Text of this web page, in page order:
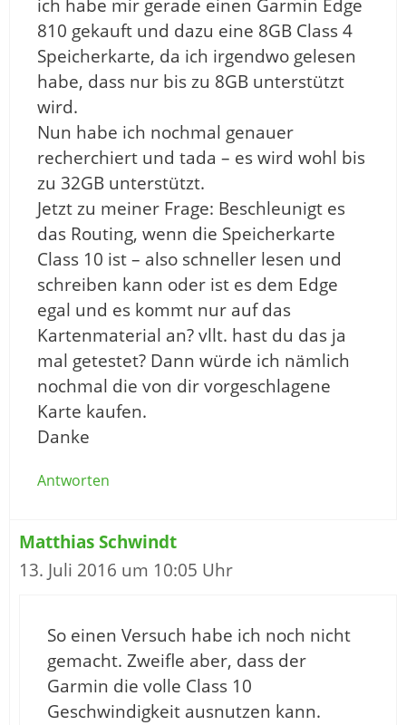
ich habe mir gerade einen Garmin Edge
810 gekauft und dazu eine 8GB Class 4
Speicherkarte, da ich irgendwo gelesen
habe, dass nur bis zu 8GB unterstützt
wird.
Nun habe ich nochmal genauer
recherchiert und tada – es wird wohl bis
zu 32GB unterstützt.
Jetzt zu meiner Frage: Beschleunigt es
das Routing, wenn die Speicherkarte
Class 10 ist – also schneller lesen und
schreiben kann oder ist es dem Edge
egal und es kommt nur auf das
Kartenmaterial an? vllt. hast du das ja
mal getestet? Dann würde ich nämlich
nochmal die von dir vorgeschlagene
Karte kaufen.
Danke
Antworten
Matthias Schwindt
13. Juli 2016 um 10:05 Uhr
So einen Versuch habe ich noch nicht
gemacht. Zweifle aber, dass der
Garmin die volle Class 10
Geschwindigkeit ausnutzen kann.